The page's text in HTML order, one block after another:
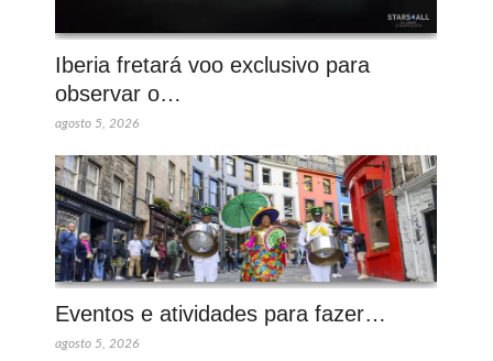
Iberia fretará voo exclusivo para
observar o…
agosto 5, 2026
Eventos e atividades para fazer…
agosto 5, 2026